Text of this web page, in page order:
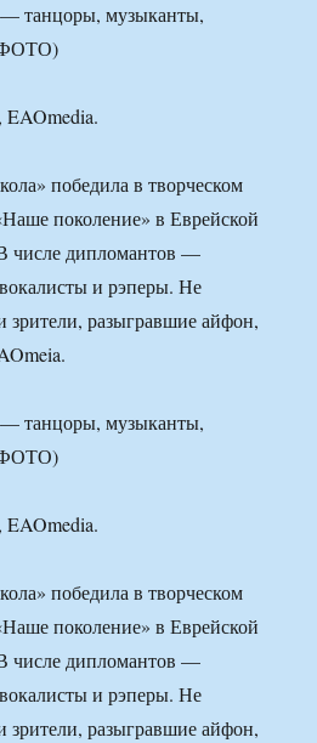
танцоры, музыканты,
победила в творческом
поколение» в Еврейской
числе дипломантов —
и рэперы. Не
зрители, разыгравшие айфон,
танцоры, музыканты,
победила в творческом
поколение» в Еврейской
числе дипломантов —
и рэперы. Не
зрители, разыгравшие айфон,